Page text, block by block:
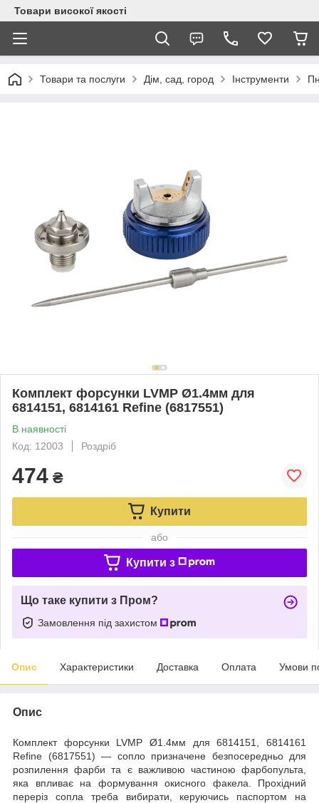
Товари високої якості
Товари та послуги Дім, сад, город Інструменти
Комплект форсунки LVMP Ø1.4мм для
6814151, 6814161 Refine (6817551)
В наявності
Код: 12003
Роздріб
474 ₴
Купити
або
Купити з
Що таке купити з Пром?
Замовлення під захистом
Опис Характеристики Доставка Оплата Умови
Опис
Комплект форсунки LVMP Ø1.4мм для 6814151, 6814161
Refine (6817551) — сопло призначене безпосередньо для
розпилення фарби та є важливою частиною фарбопульта,
яка впливає на формування окисного факела. Прохідний
переріз сопла треба вибирати, керуючись паспортом на